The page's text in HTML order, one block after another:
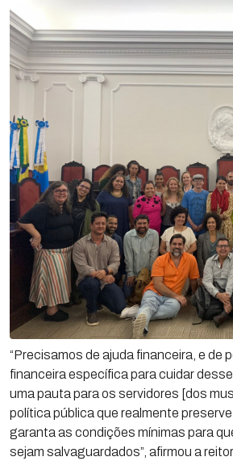
“Precisamos de ajuda financeira, e de
financeira específica para cuidar
uma pauta para os servidores [dos
política pública que realmente
garanta as condições mínimas para
sejam salvaguardados”, afirmou a